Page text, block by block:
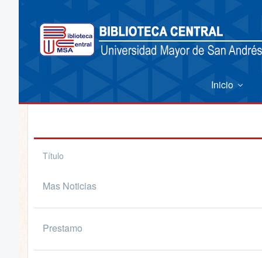
Inicio
Título
Mas Noticias
Prestamo